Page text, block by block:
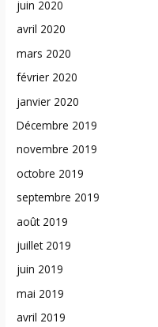
juin 2020
avril 2020
mars 2020
février 2020
janvier 2020
Décembre 2019
novembre 2019
octobre 2019
septembre 2019
août 2019
juillet 2019
juin 2019
mai 2019
avril 2019